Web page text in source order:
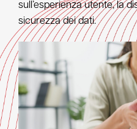
sull’esperienza utente, la
sicurezza dei dati.